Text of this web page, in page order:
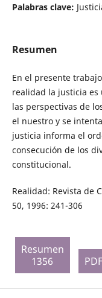
Palabras clave:
Resumen
En el presente
realidad la justicia
las perspectivas de
el nuestro y se
justicia informa el
consecución de los
constitucional.
Realidad: Revista de
50, 1996: 241-306
Resumen
1356